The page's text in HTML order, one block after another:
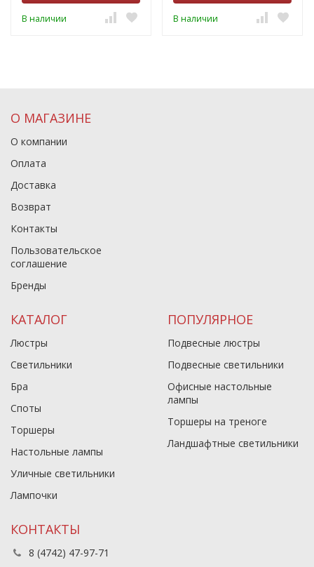
В наличии В наличии
О МАГАЗИНЕ
О компании
Оплата
Доставка
Возврат
Контакты
Пользовательское
соглашение
Бренды
КАТАЛОГ
Люстры
Светильники
Бра
Споты
Торшеры
Настольные лампы
Уличные светильники
Лампочки
ПОПУЛЯРНОЕ
Подвесные люстры
Подвесные светильники
Офисные настольные
лампы
Торшеры на треноге
Ландшафтные светильники
КОНТАКТЫ
8 (4742) 47-97-71